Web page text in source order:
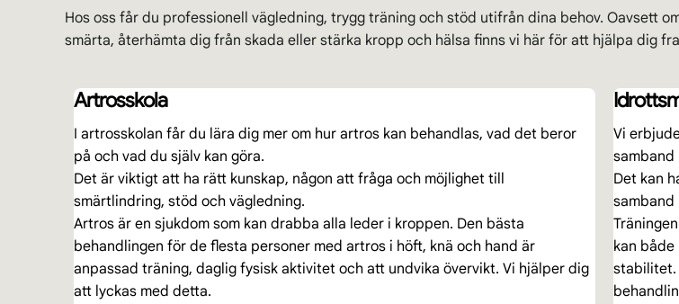
Hos oss får du professionell vägledning, trygg träning och stöd utifrån dina behov. Oavsett
smärta, återhämta dig från skada eller stärka kropp och hälsa finns vi här för att hjälpa dig
Artrosskola
I artrosskolan får du lära dig mer om hur artros kan behandlas, vad det beror
på och vad du själv kan göra.
Det är viktigt att ha rätt kunskap, någon att fråga och möjlighet till
smärtlindring, stöd och vägledning.
Artros är en sjukdom som kan drabba alla leder i kroppen. Den bästa
behandlingen för de flesta personer med artros i höft, knä och hand är
anpassad träning, daglig fysisk aktivitet och att undvika övervikt. Vi hjälper dig
att lyckas med detta.
Vi
samband
Det kan
kan
stabilitet.